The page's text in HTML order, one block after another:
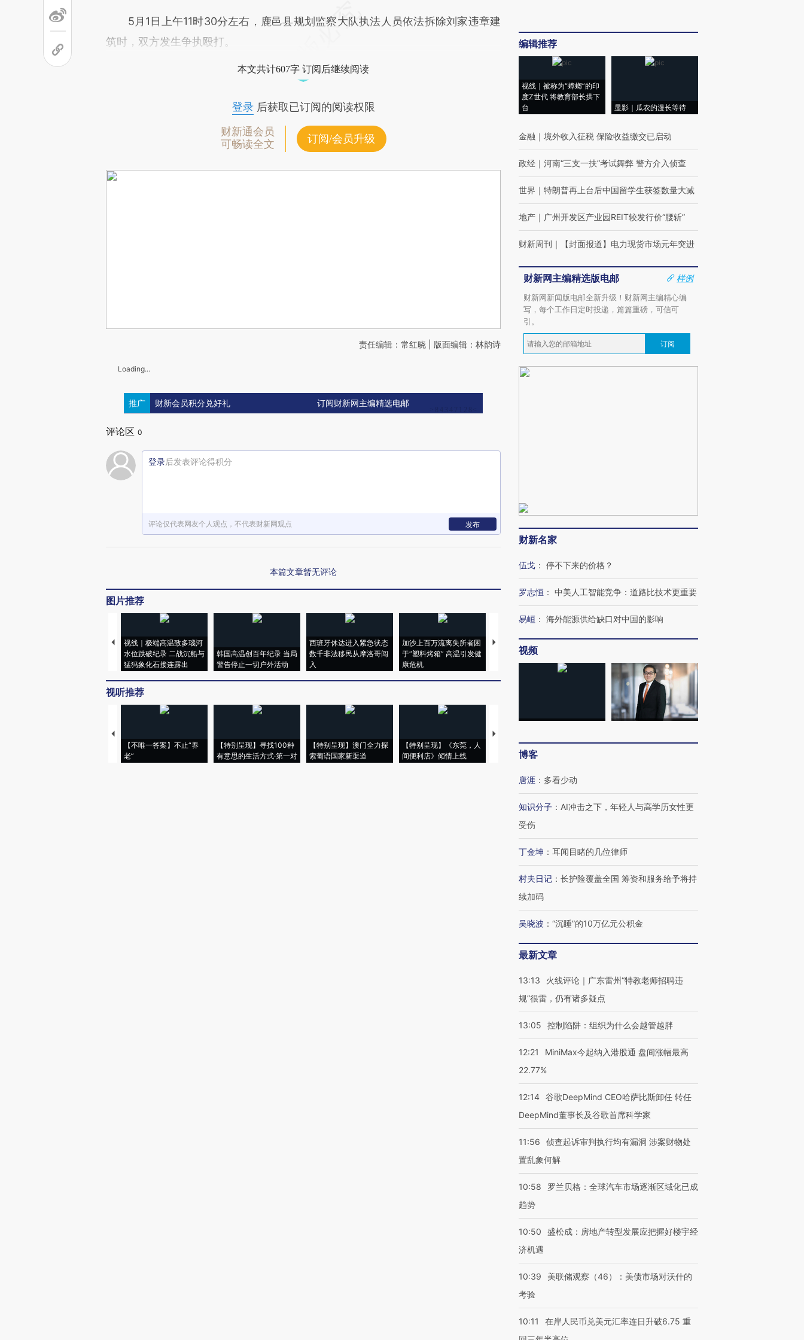
5月1日上午11时30分左右，鹿邑县规划监察大队执法人员依法拆除刘家违章建
筑时，双方发生争执殴打。
本文共计607字 订阅后继续阅读
登录后获取已订阅的阅读权限
财新通会员
可畅读全文
订阅/会员升级
责任编辑：常红晓 | 版面编辑：林韵诗
Loading...
推广 财新会员积分兑好礼 订阅财新网主编精选电邮
评论区 0
登录后发表评论得积分
评论仅代表网友个人观点，不代表财新网观点 发布
本篇文章暂无评论
图片推荐
视线｜极端高温致多瑙河
水位跌破纪录 二战沉船与
猛犸象化石接连露出
韩国高温创百年纪录 当局
警告停止一切户外活动
西班牙休达进入紧急状态
数千非法移民从摩洛哥闯
入
加沙上百万流离失所者困
于“塑料烤箱” 高温引发健
康危机
马航飞行员跨国走私7万
粒摇头丸 尿检体内含3种
要防空导弹“救急”
13人遇难
视听推荐
【不唯一答案】不止“养
老”
【特别呈现】寻找100种
有意思的生活方式·第一对
【特别呈现】澳门全力探
索葡语国家新渠道
【特别呈现】《东莞，人
间便利店》倾情上线
【推广】走进第四届链博
会，让数智科技“链”接产
【特别呈现】寻找100种
CFO：不靠规模取胜，华
编辑推荐
视线｜被称为“蟑螂”的印
度Z世代 将教育部长拱下
台
显影｜瓜农的漫长等待
金融 ｜ 境外收入征税 保险收益缴交已启动
政经 ｜ 河南“三支一扶”考试舞弊 警方介入侦查
世界 ｜ 特朗普再上台后中国留学生获签数量大减
地产 ｜ 广州开发区产业园REIT较发行价“腰斩”
财新周刊 ｜ 【封面报道】电力现货市场元年突进
财新网主编精选版电邮
样例
财新网新闻版电邮全新升级！财新网主编精心编
写，每个工作日定时投递，篇篇重磅，可信可
引。
订阅
财新名家
伍戈 ： 停不下来的价格？
罗志恒 ： 中美人工智能竞争：道路比技术更重要
易峘 ： 海外能源供给缺口对中国的影响
视频
博客
唐涯 ： 多看少动
知识分子 ： AI冲击之下，年轻人与高学历女性更
受伤
丁金坤 ： 耳闻目睹的几位律师
村夫日记 ： 长护险覆盖全国 筹资和服务给予将持
续加码
吴晓波 ： “沉睡”的10万亿元公积金
最新文章
13:13
火线评论｜广东雷州“特教老师招聘违
规”很雷，仍有诸多疑点
13:05 控制陷阱：组织为什么会越管越胖
12:21
MiniMax今起纳入港股通 盘间涨幅最高
22.77%
12:14 谷歌DeepMind CEO哈萨比斯卸任 转任
DeepMind董事长及谷歌首席科学家
11:56
侦查起诉审判执行均有漏洞 涉案财物处
置乱象何解
10:58
罗兰贝格：全球汽车市场逐渐区域化已成
趋势
10:50
盛松成：房地产转型发展应把握好楼宇经
济机遇
10:39
美联储观察（46）：美债市场对沃什的
考验
10:11
在岸人民币兑美元汇率连日升破6.75 重